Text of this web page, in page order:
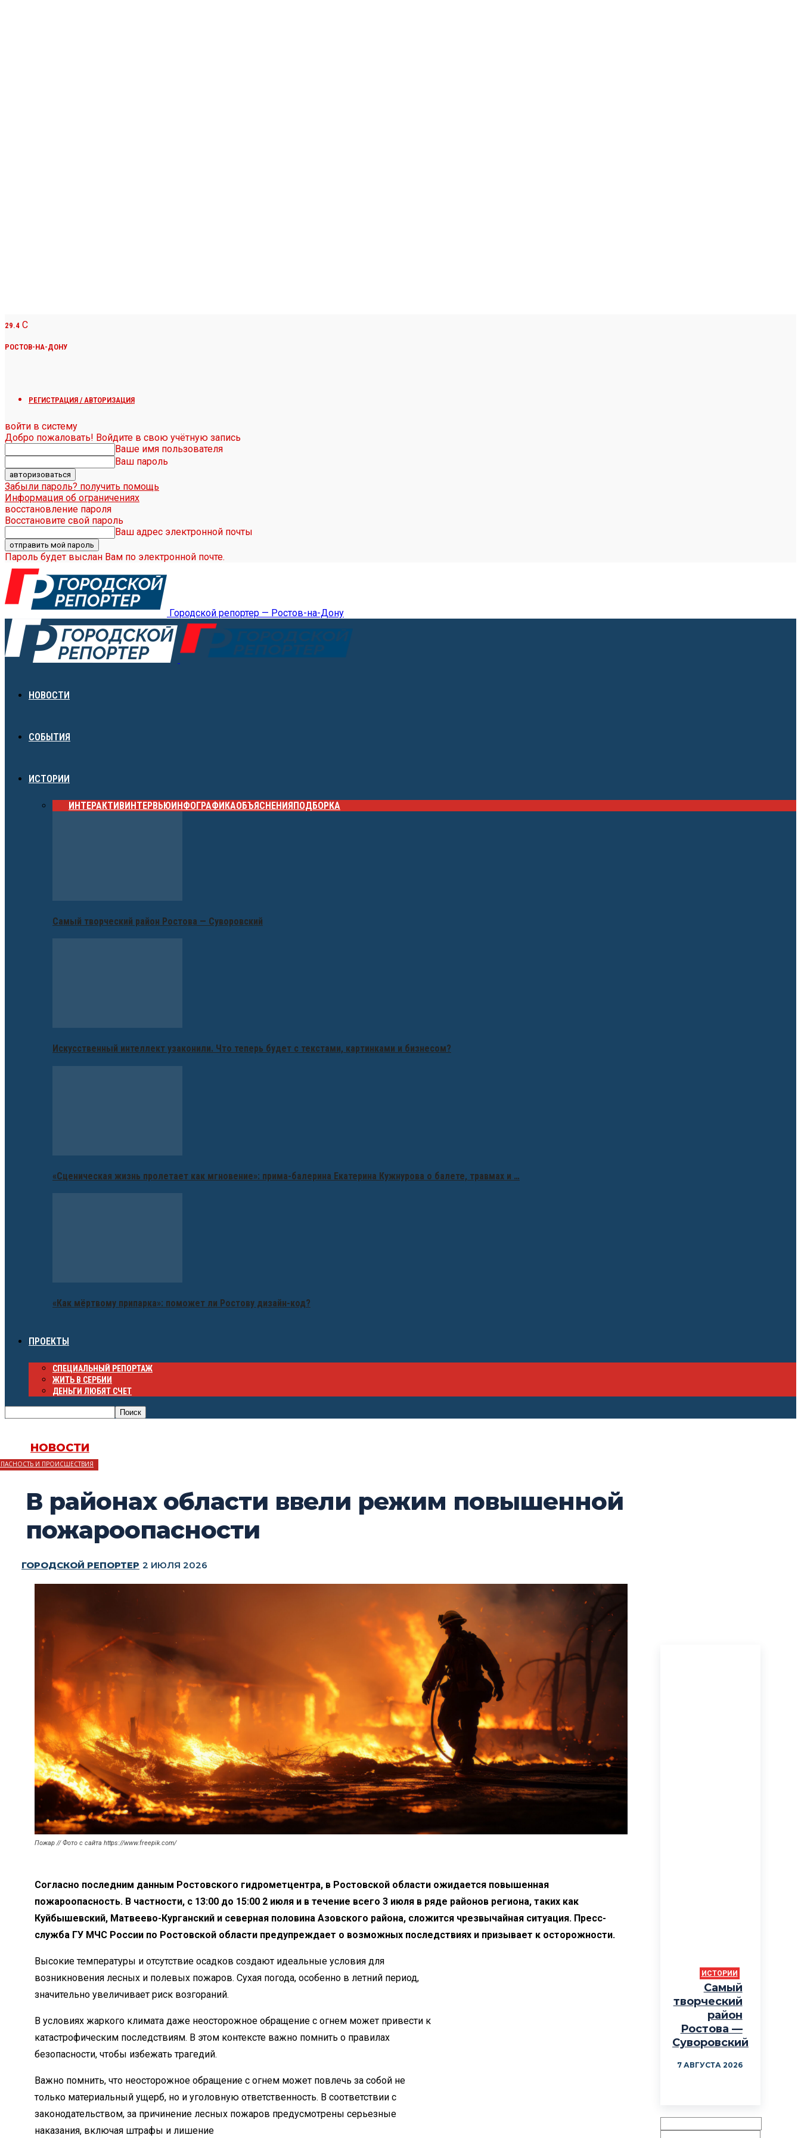
29.4 C
РОСТОВ-НА-ДОНУ
РЕГИСТРАЦИЯ / АВТОРИЗАЦИЯ
войти в систему
Добро пожаловать! Войдите в свою учётную запись
Ваше имя пользователя
Ваш пароль
Забыли пароль? получить помощь
Информация об ограничениях
восстановление пароля
Восстановите свой пароль
Ваш адрес электронной почты
Пароль будет выслан Вам по электронной почте.
Городской репортер — Ростов-на-Дону
НОВОСТИ
СОБЫТИЯ
ИСТОРИИ
ИНТЕРАКТИВИНТЕРВЬЮИНФОГРАФИКАОБЪЯСНЕНИЯПОДБОРКА
Самый творческий район Ростова — Суворовский
Искусственный интеллект узаконили. Что теперь будет с текстами, картинками и бизнесом?
«Сценическая жизнь пролетает как мгновение»: прима-балерина Екатерина Кужнурова о балете, травмах и …
«Как мёртвому припарка»: поможет ли Ростову дизайн-код?
ПРОЕКТЫ
СПЕЦИАЛЬНЫЙ РЕПОРТАЖ
ЖИТЬ В СЕРБИИ
ДЕНЬГИ ЛЮБЯТ СЧЕТ
НОВОСТИ
И ПРОИСШЕСТВИЯ
В районах области ввели режим повышенной
пожароопасности
ГОРОДСКОЙ РЕПОРТЕР 2 ИЮЛЯ 2026
Пожар // Фото с сайта https://www.freepik.com/
Согласно последним данным Ростовского гидрометцентра, в Ростовской области ожидается повышенная
пожароопасность. В частности, с 13:00 до 15:00 2 июля и в течение всего 3 июля в ряде районов региона, таких как
Куйбышевский, Матвеево-Курганский и северная половина Азовского района, сложится чрезвычайная ситуация. Пресс-
служба ГУ МЧС России по Ростовской области предупреждает о возможных последствиях и призывает к осторожности.
Высокие температуры и отсутствие осадков создают идеальные условия для
возникновения лесных и полевых пожаров. Сухая погода, особенно в летний период,
значительно увеличивает риск возгораний.
В условиях жаркого климата даже неосторожное обращение с огнем может привести к
катастрофическим последствиям. В этом контексте важно помнить о правилах
безопасности, чтобы избежать трагедий.
Важно помнить, что неосторожное обращение с огнем может повлечь за собой не
только материальный ущерб, но и уголовную ответственность. В соответствии с
законодательством, за причинение лесных пожаров предусмотрены серьезные
наказания, включая штрафы и лишение
ИСТОРИИ
Самый
творческий
район
Ростова —
Суворовский
7 АВГУСТА 2026